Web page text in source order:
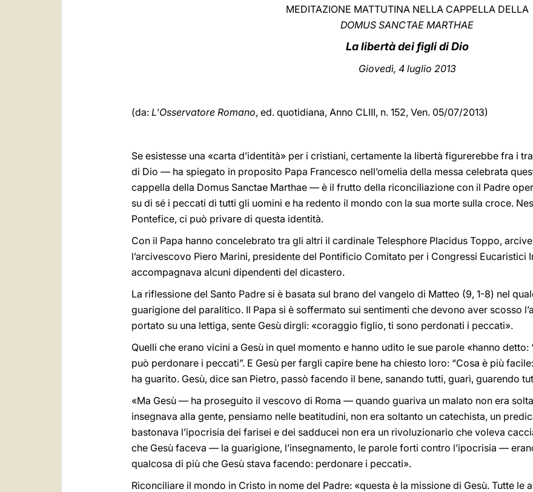
MEDITAZIONE MATTUTINA NELLA CAPPELLA DELLA
DOMUS SANCTAE MARTHAE
La libertà dei figli di Dio
Giovedì, 4 luglio 2013
(da: L'Osservatore Romano, ed. quotidiana, Anno CLIII, n. 152, Ven. 05/07/2013)
Se esistesse una «carta d’identità» per i cristiani, certamente la libertà figurerebbe fra i
di Dio — ha spiegato in proposito Papa Francesco nell’omelia della messa celebrata
cappella della Domus Sanctae Marthae — è il frutto della riconciliazione con il Padre
su di sé i peccati di tutti gli uomini e ha redento il mondo con la sua morte sulla croce.
Pontefice, ci può privare di questa identità.
Con il Papa hanno concelebrato tra gli altri il cardinale Telesphore Placidus Toppo,
l’arcivescovo Piero Marini, presidente del Pontificio Comitato per i Congressi Eucaristici
accompagnava alcuni dipendenti del dicastero.
La riflessione del Santo Padre si è basata sul brano del vangelo di Matteo (9, 1-8) nel
guarigione del paralitico. Il Papa si è soffermato sui sentimenti che devono aver scosso
portato su una lettiga, sente Gesù dirgli: «coraggio figlio, ti sono perdonati i peccati».
Quelli che erano vicini a Gesù in quel momento e hanno udito le sue parole «hanno
può perdonare i peccati”. E Gesù per fargli capire bene ha chiesto loro: “Cosa è più
ha guarito. Gesù, dice san Pietro, passò facendo il bene, sanando tutti, guarì, guarendo
«Ma Gesù — ha proseguito il vescovo di Roma — quando guariva un malato non era
insegnava alla gente, pensiamo nelle beatitudini, non era soltanto un catechista, un
bastonava l’ipocrisia dei farisei e dei sadducei non era un rivoluzionario che voleva
che Gesù faceva — la guarigione, l’insegnamento, le parole forti contro l’ipocrisia —
qualcosa di più che Gesù stava facendo: perdonare i peccati».
Riconciliare il mondo in Cristo in nome del Padre: «questa è la missione di Gesù. Tutte le